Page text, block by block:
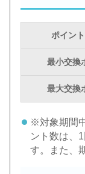
ポイン
最小交換
最大交換
※対象期間
ント数は、
す。また、